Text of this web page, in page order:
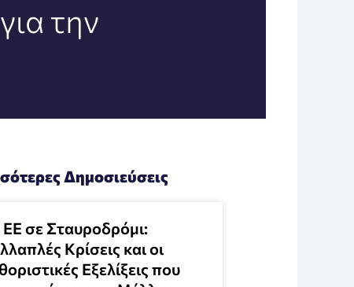
την
Δημοσιεύσεις
σε Σταυροδρόμι:
Κρίσεις και οι
Εξελίξεις που